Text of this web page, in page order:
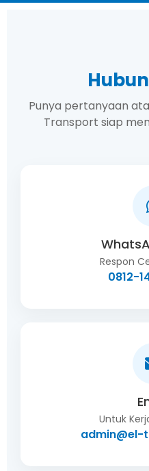
Punya pertanyaan
Transport siap
Respon
0812-
Untuk